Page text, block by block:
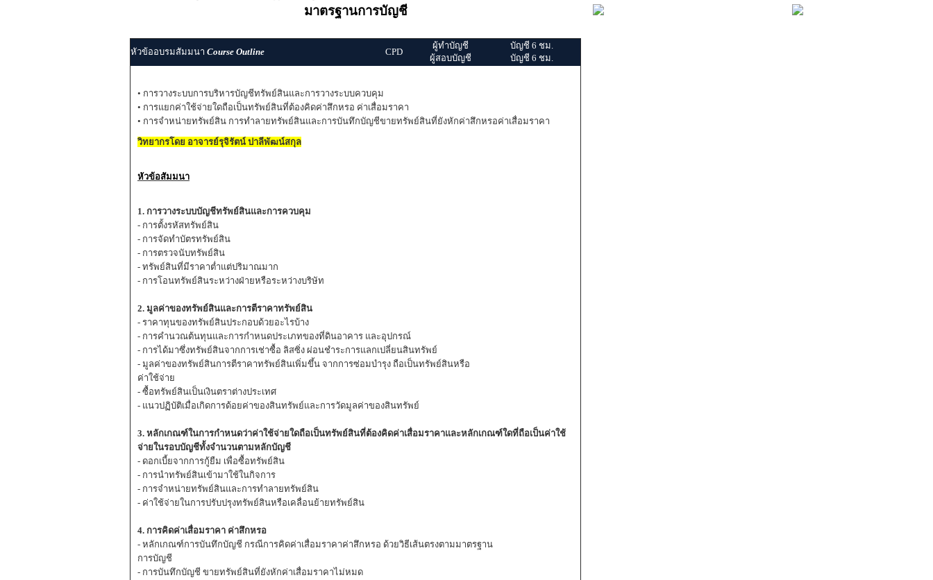
มาตรฐานการบัญชี
หัวข้ออบรมสัมมนา Course Outline CPD
ผู้ทำบัญชี
บัญชี 6 ชม.
ผู้สอบบัญชี
บัญชี 6 ชม.
• การวางระบบการบริหารบัญชีทรัพย์สินและการวางระบบควบคุม
• การแยกค่าใช้จ่ายใดถือเป็นทรัพย์สินที่ต้องคิดค่าสึกหรอ ค่าเสื่อมราคา
• การจำหน่ายทรัพย์สิน การทำลายทรัพย์สินและการบันทึกบัญชีขายทรัพย์สินที่ยังหักค่าสึกหรอค่าเสื่อมราคา
วิทยากรโดย อาจารย์รุจิรัตน์ ปาลีพัฒน์สกุล
หัวข้อสัมมนา
1. การวางระบบบัญชีทรัพย์สินและการควบคุม
- การตั้งรหัสทรัพย์สิน
- การจัดทำบัตรทรัพย์สิน
- การตรวจนับทรัพย์สิน
- ทรัพย์สินที่มีราคาตํ่าแต่ปริมาณมาก
- การโอนทรัพย์สินระหว่างฝ่ายหรือระหว่างบริษัท
2. มูลค่าของทรัพย์สินและการตีราคาทรัพย์สิน
- ราคาทุนของทรัพย์สินประกอบด้วยอะไรบ้าง
- การคำนวณต้นทุนและการกำหนดประเภทของที่ดินอาคาร และอุปกรณ์
- การได้มาซึ่งทรัพย์สินจากการเช่าซื้อ ลิสซิ่ง ผ่อนชำระการแลกเปลี่ยนสินทรัพย์
- มูลค่าของทรัพย์สินการตีราคาทรัพย์สินเพิ่มขึ้น จากการซ่อมบำรุง ถือเป็นทรัพย์สินหรือ
ค่าใช้จ่าย
- ซื้อทรัพย์สินเป็นเงินตราต่างประเทศ
- แนวปฏิบัติเมื่อเกิดการด้อยค่าของสินทรัพย์และการวัดมูลค่าของสินทรัพย์
3. หลักเกณฑ์ในการกำหนดว่าค่าใช้จ่ายใดถือเป็นทรัพย์สินที่ต้องคิดค่าเสื่อมราคาและหลักเกณฑ์ใดที่ถือเป็นค่าใช้
จ่ายในรอบบัญชีทั้งจำนวนตามหลักบัญชี
- ดอกเบี้ยจากการกู้ยืม เพื่อซื้อทรัพย์สิน
- การนำทรัพย์สินเข้ามาใช้ในกิจการ
- การจำหน่ายทรัพย์สินและการทำลายทรัพย์สิน
- ค่าใช้จ่ายในการปรับปรุงทรัพย์สินหรือเคลื่อนย้ายทรัพย์สิน
4. การคิดค่าเสื่อมราคา ค่าสึกหรอ
- หลักเกณฑ์การบันทึกบัญชี กรณีการคิดค่าเสื่อมราคาค่าสึกหรอ ด้วยวิธีเส้นตรงตามมาตรฐาน
การบัญชี
- การบันทึกบัญชี ขายทรัพย์สินที่ยังหักค่าเสื่อมราคาไม่หมด